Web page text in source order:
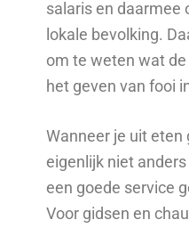
salaris en daarmee
lokale bevolking.
om te weten wat
het geven van fooi
Wanneer je uit eten
eigenlijk niet
een goede service
Voor gidsen en